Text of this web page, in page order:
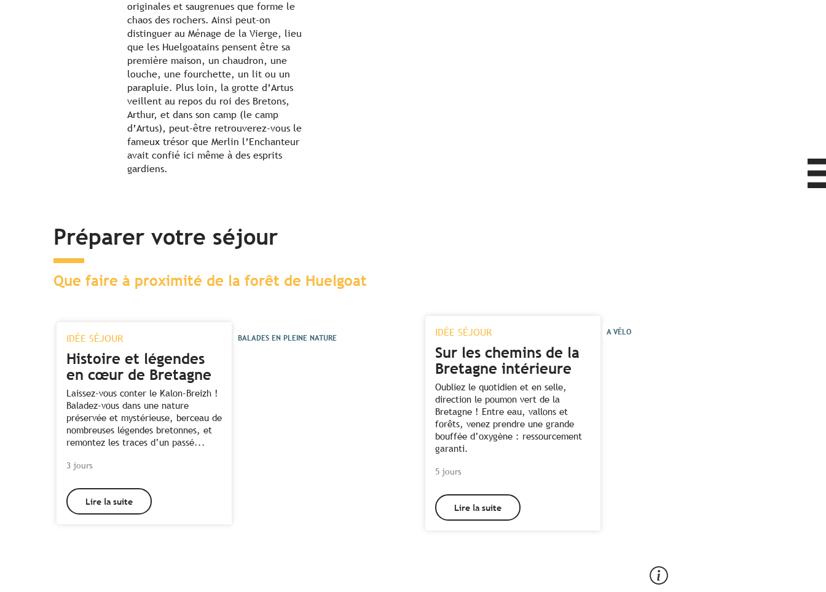
originales et saugrenues que forme le
chaos des rochers. Ainsi peut-on
distinguer au Ménage de la Vierge, lieu
que les Huelgoatains pensent être sa
première maison, un chaudron, une
louche, une fourchette, un lit ou un
parapluie. Plus loin, la grotte d’Artus
veillent au repos du roi des Bretons,
Arthur, et dans son camp (le camp
d’Artus), peut-être retrouverez-vous le
fameux trésor que Merlin l’Enchanteur
avait confié ici même à des esprits
gardiens.
Préparer votre séjour
Que faire à proximité de la forêt de Huelgoat
BALADES EN PLEINE NATURE
3 jours
IDÉE SÉJOUR
Histoire et légendes
en cœur de Bretagne
Laissez-vous conter le Kalon-Breizh !
Baladez-vous dans une nature
préservée et mystérieuse, berceau de
nombreuses légendes bretonnes, et
remontez les traces d’un passé...
Lire la suite
A VÉLO
5 jours
IDÉE SÉJOUR
Sur les chemins de la
Bretagne intérieure
Oubliez le quotidien et en selle,
direction le poumon vert de la
Bretagne ! Entre eau, vallons et
forêts, venez prendre une grande
bouffée d’oxygène : ressourcement
garanti.
Lire la suite